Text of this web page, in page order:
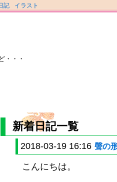
記 イラスト
・・・
新着日記一覧
2018-03-19 16:16 聲の
こんにちは。